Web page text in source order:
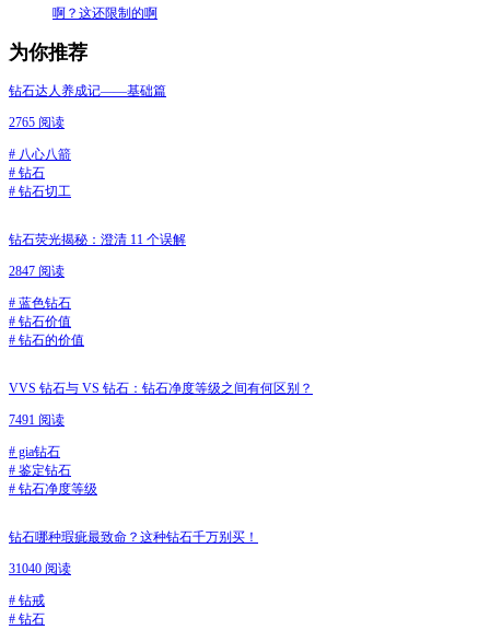
啊？这还限制的啊
为你推荐
钻石达人养成记——基础篇
2765 阅读
# 八心八箭
# 钻石
# 钻石切工
钻石荧光揭秘：澄清 11 个误解
2847 阅读
# 蓝色钻石
# 钻石价值
# 钻石的价值
VVS 钻石与 VS 钻石：钻石净度等级之间有何区别？
7491 阅读
# gia钻石
# 鉴定钻石
# 钻石净度等级
钻石哪种瑕疵最致命？这种钻石千万别买！
31040 阅读
# 钻戒
# 钻石